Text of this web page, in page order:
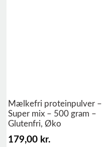
Mælkefri proteinpulver –
Super mix – 500 gram –
Glutenfri, Øko
179,00 kr.